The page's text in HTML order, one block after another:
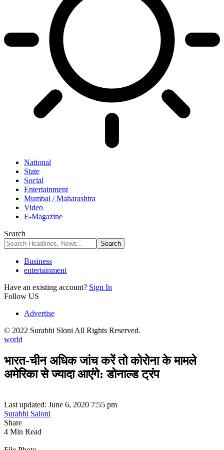
National
State
Social
Entertainment
Mumbai / Maharashtra
Video
E-Magazine
Search
Business
entertainment
Have an existing account? Sign In
Follow US
Advertise
© 2022 Surabhi Sloni All Rights Reserved.
world
भारत-चीन अधिक जांच करें तो कोरोना के मामले
अमेरिका से ज्यादा आएंगे: डोनाल्ड ट्रंप
Last updated: June 6, 2020 7:55 pm
Surabhi Saloni
Share
4 Min Read